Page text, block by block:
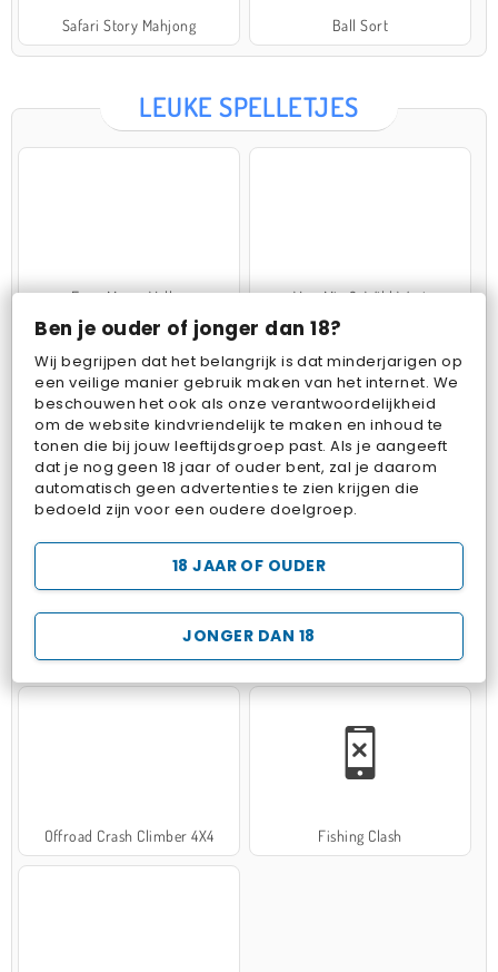
Ben je ouder of jonger dan 18?
Wij begrijpen dat het belangrijk is dat minderjarigen op
een veilige manier gebruik maken van het internet. We
beschouwen het ook als onze verantwoordelijkheid
om de website kindvriendelijk te maken en inhoud te
tonen die bij jouw leeftijdsgroep past. Als je aangeeft
dat je nog geen 18 jaar of ouder bent, zal je daarom
automatisch geen advertenties te zien krijgen die
bedoeld zijn voor een oudere doelgroep.
JONGER DAN 18
18 JAAR OF OUDER
Safari Story Mahjong Ball Sort
LEUKE SPELLETJES
Farm Merge Valley VegaMix 2: Wild West
Pop Fruit Bubbits
Hospital Surgeon Doctor Game Potion Sort
Offroad Crash Climber 4X4 Fishing Clash